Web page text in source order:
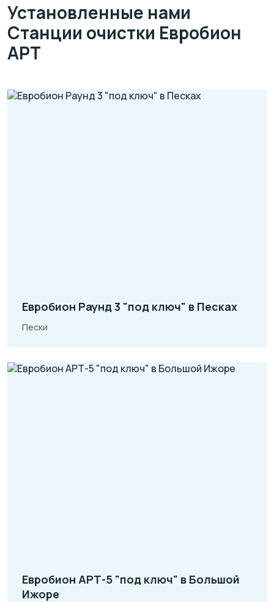
Установленные нами
Станции очистки Евробион
АРТ
Евробион Раунд 3 "под ключ" в Песках
Пески
Евробион АРТ-5 "под ключ" в Большой
Ижоре